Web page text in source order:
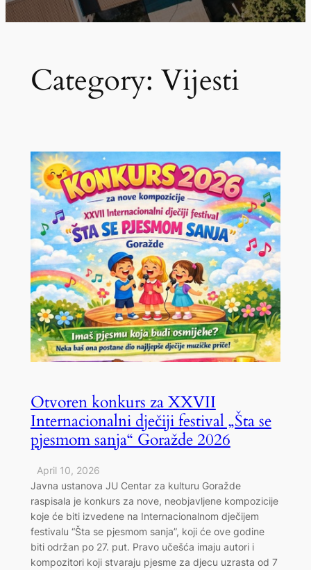
Category: Vijesti
Otvoren konkurs za XXVII
Internacionalni dječiji festival „Šta se
pjesmom sanja“ Goražde 2026
April 10, 2026
Javna ustanova JU Centar za kulturu Goražde
raspisala je konkurs za nove, neobjavljene kompozicije
koje će biti izvedene na Internacionalnom dječijem
festivalu “Šta se pjesmom sanja”, koji će ove godine
biti održan po 27. put. Pravo učešća imaju autori i
kompozitori koji stvaraju pjesme za djecu uzrasta od 7